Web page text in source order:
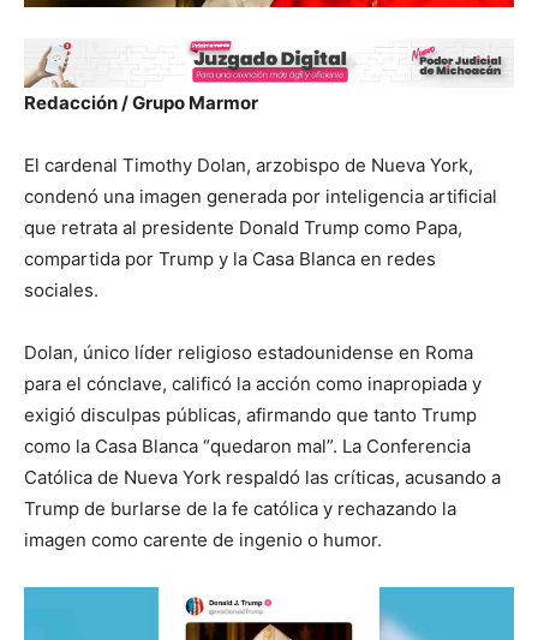
Redacción / Grupo Marmor
El cardenal Timothy Dolan, arzobispo de Nueva York,
condenó una imagen generada por inteligencia artificial
que retrata al presidente Donald Trump como Papa,
compartida por Trump y la Casa Blanca en redes
sociales.
Dolan, único líder religioso estadounidense en Roma
para el cónclave, calificó la acción como inapropiada y
exigió disculpas públicas, afirmando que tanto Trump
como la Casa Blanca “quedaron mal”. La Conferencia
Católica de Nueva York respaldó las críticas, acusando a
Trump de burlarse de la fe católica y rechazando la
imagen como carente de ingenio o humor.